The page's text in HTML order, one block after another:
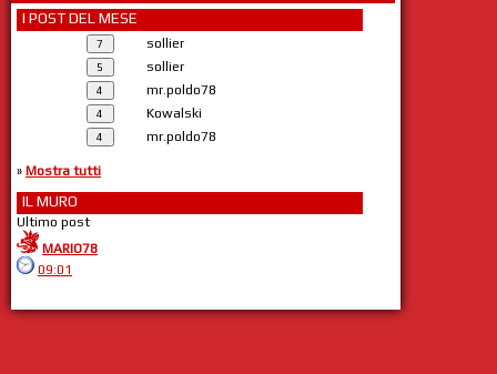
I POST DEL MESE
sollier
sollier
mr.poldo78
Kowalski
mr.poldo78
» Mostra tutti
IL MURO
Ultimo post
MARIO78
09:01